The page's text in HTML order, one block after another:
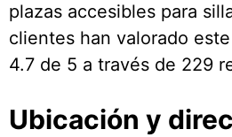
plazas accesibles para
clientes han valorado
4.7 de 5 a través de 229
Ubicación y